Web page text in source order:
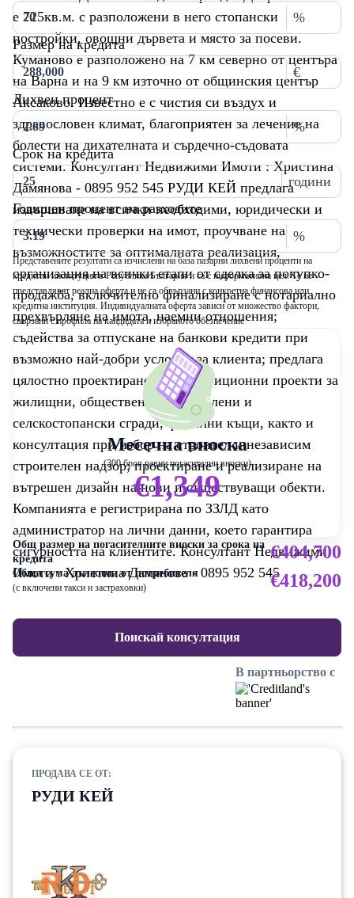
е 725кв.м. с разположени в него стопански
постройки, овощни дървета и място за посеви.
Куманово е разположено на 7 км северно от центъра
на Варна и на 9 км източно от общинския център
Аксаково. Известно е с чистия си въздух и
здравословен климат, благоприятен за лечение на
болести на дихателната и сърдечно-съдовата
системи. Консултант Недвижими Имоти : Христина
Дамянова - 0895 952 545 РУДИ КЕЙ предлага
извършване на всички необходими, юридически и
технически проверки на имот, проучване на
възможностите за оптималната реализация,
организация на всички етапи от сделка за покупко-
продажба, включително финализиране с нотариално
прехвърляне на имота, наемни отношения;
съдейства за отпускане на банкови кредити при
възможно най-добри условия за клиента; предлага
цялостно проектиране на инвестиционни проекти за
жилищни, обществени, промишлени и
селскостопански сгради, фамилни къщи, както и
консултация при избор на строител и независим
строителен надзор; проектиране и реализиране на
вътрешен дизайн на нови и съществуващи обекти.
Компанията е регистрирана по ЗЗЛД като
администратор на лични данни, което гарантира
сигурността на клиентите. Консултант Недвижими
Имоти : Христина Дамянова - 0895 952 545
%
Размер на кредита
€
Лихвен процент
%
Срок на кредита
години
Годишен процент на разходите
%
Представените резултати са изчислени на база пазарни лихвени проценти на
кредитни институции в Република България и са с информативна цел. Те не
представляват реална оферта и не са обвързани с конкретна финансова или
кредитна институция. Индивидуалната оферта зависи от множество фактори,
свързани с профила на кандидата и избраното обезпечение
Месечна вноска
(300 броя равни погасителни вноски)
€1,349
Общ размер на погасителните вноски за срока на
кредита
€404,700
Обща сума дължима от потребителя
(с включени такси и застраховки) €418,200
Поискай консултация
В партньорство с
ПРОДАВА СЕ ОТ:
РУДИ КЕЙ